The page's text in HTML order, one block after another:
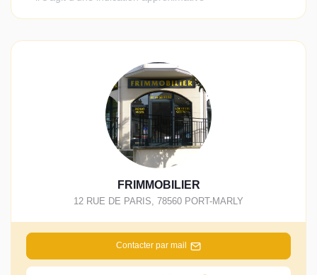
FRIMMOBILIER
12 RUE DE PARIS, 78560 PORT-MARLY
Contacter par mail